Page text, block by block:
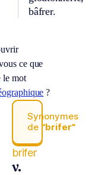
bâfrer.
ce que
le mot
?
Synonymes
de “brifer“
brifer
v.